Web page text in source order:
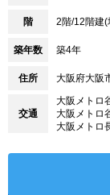
階 2階/12階建(
築年数 築4年
住所 大阪府大阪
交通
大阪メトロ
大阪メトロ
大阪メトロ